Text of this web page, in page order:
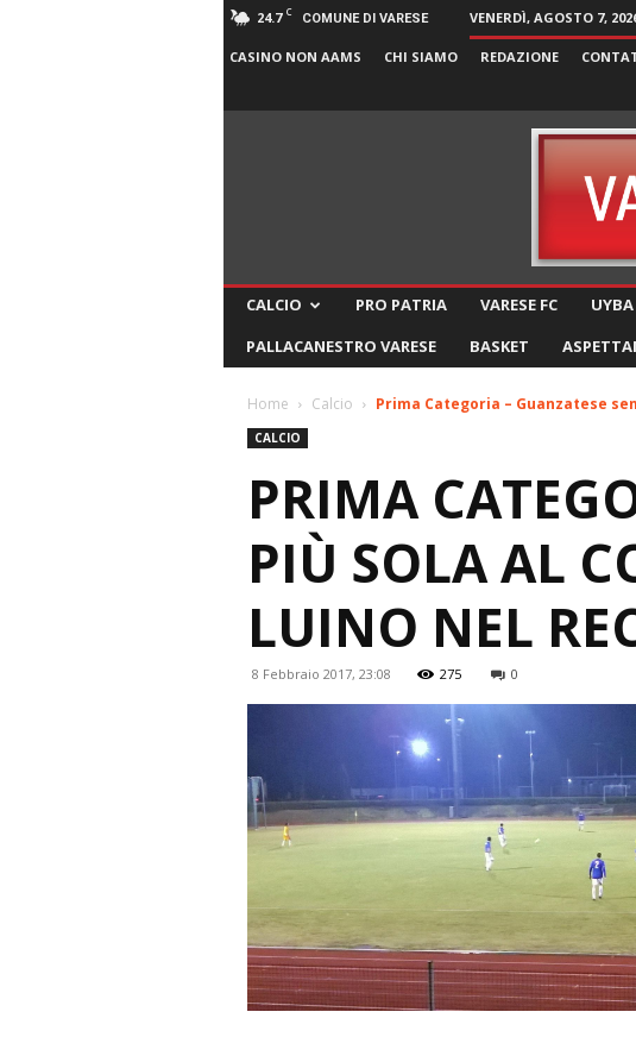
24.7 C COMUNE DI VARESE VENERDÌ, AGOSTO 7,
CASINO NON AAMS CHI SIAMO REDAZIONE
CALCIO PRO PATRIA VARESE FC
PALLACANESTRO VARESE
BASKET
Home Calcio Prima Categoria – Guanzatese
CALCIO
PRIMA
PIÙ SOLA AL
LUINO NEL
8 Febbraio 2017, 23:08 275 0